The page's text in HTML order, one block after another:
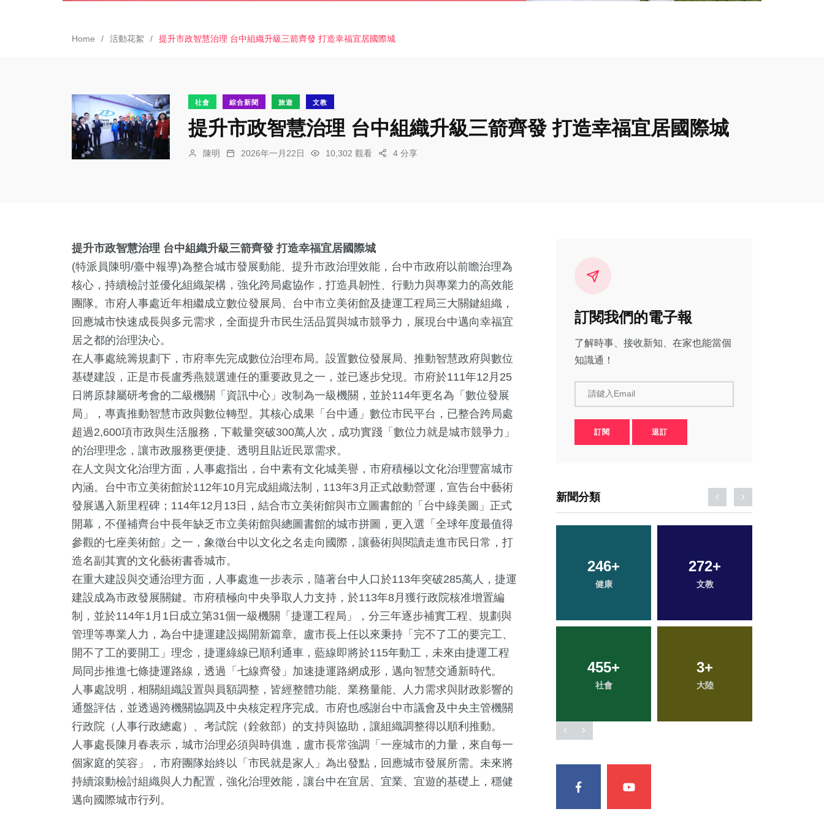
Home 活動花絮 提升市政智慧治理 台中組織升級三箭齊發 打造幸福宜居國際城
社會 綜合新聞 旅遊 文教
提升市政智慧治理 台中組織升級三箭齊發 打造幸福宜居國際城
陳明 2026年一月22日 10,302 觀看 4 分享
提升市政智慧治理 台中組織升級三箭齊發 打造幸福宜居國際城
(特派員陳明/臺中報導)為整合城市發展動能、提升市政治理效能，台中市政府以前瞻治理為
核心，持續檢討並優化組織架構，強化跨局處協作，打造具韌性、行動力與專業力的高效能
團隊。市府人事處近年相繼成立數位發展局、台中市立美術館及捷運工程局三大關鍵組織，
回應城市快速成長與多元需求，全面提升市民生活品質與城市競爭力，展現台中邁向幸福宜
居之都的治理決心。
在人事處統籌規劃下，市府率先完成數位治理布局。設置數位發展局、推動智慧政府與數位
基礎建設，正是市長盧秀燕競選連任的重要政見之一，並已逐步兌現。市府於111年12月25
日將原隸屬研考會的二級機關「資訊中心」改制為一級機關，並於114年更名為「數位發展
局」，專責推動智慧市政與數位轉型。其核心成果「台中通」數位市民平台，已整合跨局處
超過2,600項市政與生活服務，下載量突破300萬人次，成功實踐「數位力就是城市競爭力」
的治理理念，讓市政服務更便捷、透明且貼近民眾需求。
在人文與文化治理方面，人事處指出，台中素有文化城美譽，市府積極以文化治理豐富城市
內涵。台中市立美術館於112年10月完成組織法制，113年3月正式啟動營運，宣告台中藝術
發展邁入新里程碑；114年12月13日，結合市立美術館與市立圖書館的「台中綠美圖」正式
開幕，不僅補齊台中長年缺乏市立美術館與總圖書館的城市拼圖，更入選「全球年度最值得
參觀的七座美術館」之一，象徵台中以文化之名走向國際，讓藝術與閱讀走進市民日常，打
造名副其實的文化藝術書香城市。
在重大建設與交通治理方面，人事處進一步表示，隨著台中人口於113年突破285萬人，捷運
建設成為市政發展關鍵。市府積極向中央爭取人力支持，於113年8月獲行政院核准增置編
制，並於114年1月1日成立第31個一級機關「捷運工程局」，分三年逐步補實工程、規劃與
管理等專業人力，為台中捷運建設揭開新篇章。盧市長上任以來秉持「完不了工的要完工、
開不了工的要開工」理念，捷運綠線已順利通車，藍線即將於115年動工，未來由捷運工程
局同步推進七條捷運路線，透過「七線齊發」加速捷運路網成形，邁向智慧交通新時代。
人事處說明，相關組織設置與員額調整，皆經整體功能、業務量能、人力需求與財政影響的
通盤評估，並透過跨機關協調及中央核定程序完成。市府也感謝台中市議會及中央主管機關
行政院（人事行政總處）、考試院（銓敘部）的支持與協助，讓組織調整得以順利推動。
人事處長陳月春表示，城市治理必須與時俱進，盧市長常強調「一座城市的力量，來自每一
個家庭的笑容」，市府團隊始終以「市民就是家人」為出發點，回應城市發展所需。未來將
持續滾動檢討組織與人力配置，強化治理效能，讓台中在宜居、宜業、宜遊的基礎上，穩健
邁向國際城市行列。
訂閱我們的電子報
了解時事、接收新知、在家也能當個
知識通！
請鍵入Email
訂閱 退訂
新聞分類
189+
旅遊
85+
農業
136+
專欄 科技新知
817+
綜合新聞
健康 文教
455+
社會 大陸
77+
宗教
189+
旅遊
56+
頭條
85+
農業